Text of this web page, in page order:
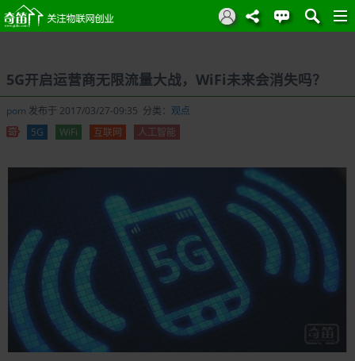
5G开启运营商无限流量大战，WiFi未来会消失吗？
pom 发布于 2017/03/27-09:35 分类： 观点
5G
WiFi 互联网 人工智能